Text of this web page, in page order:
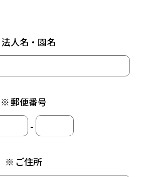
法人名・園名
郵便番号
※
-
ご住所
※